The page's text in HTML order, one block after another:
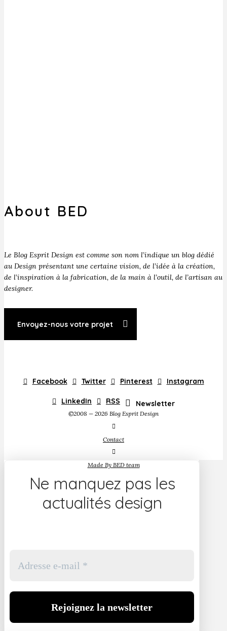
About BED
Le Blog Esprit Design est comme son nom l’indique un blog dédié
au Design présentant une certaine vision, de l’idée à la création,
de l’inspiration à la fabrication, de la main à l’outil, de l’artisan au
designer.
Envoyez-nous votre projet
Facebook Twitter Pinterest Instagram
LinkedIn RSS Newsletter
©2008 — 2026 Blog Esprit Design
Contact
Made By BED team
Ne manquez pas les
actualités design